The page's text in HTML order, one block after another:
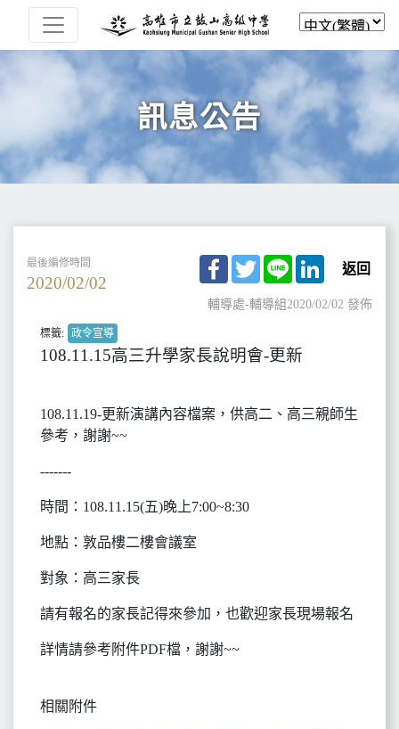
訊息公告
最後編修時間
2020/02/02
Facebook
TwitterLine LinkedIn
返回
輔導處-輔導組2020/02/02 發佈
標籤: 政令宣導
108.11.15高三升學家長說明會-更新
108.11.19-更新演講內容檔案，供高二、高三親師生
參考，謝謝~~
-------
時間：108.11.15(五)晚上7:00~8:30
地點：敦品樓二樓會議室
對象：高三家長
請有報名的家長記得來參加，也歡迎家長現場報名
詳情請參考附件PDF檔，謝謝~~
相關附件